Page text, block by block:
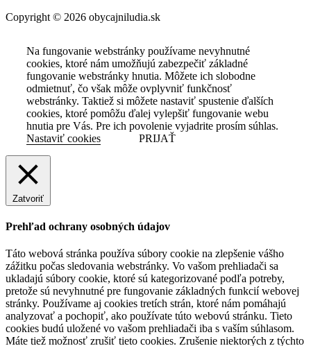
Copyright © 2026 obycajniludia.sk
Na fungovanie webstránky používame nevyhnutné
cookies, ktoré nám umožňujú zabezpečiť základné
fungovanie webstránky hnutia. Môžete ich slobodne
odmietnuť, čo však môže ovplyvniť funkčnosť
webstránky. Taktiež si môžete nastaviť spustenie ďalších
cookies, ktoré pomôžu ďalej vylepšiť fungovanie webu
hnutia pre Vás. Pre ich povolenie vyjadrite prosím súhlas.
Nastaviť cookies
PRIJAŤ
Zatvoriť
Prehľad ochrany osobných údajov
Táto webová stránka používa súbory cookie na zlepšenie vášho
zážitku počas sledovania webstránky. Vo vašom prehliadači sa
ukladajú súbory cookie, ktoré sú kategorizované podľa potreby,
pretože sú nevyhnutné pre fungovanie základných funkcií webovej
stránky. Používame aj cookies tretích strán, ktoré nám pomáhajú
analyzovať a pochopiť, ako používate túto webovú stránku. Tieto
cookies budú uložené vo vašom prehliadači iba s vaším súhlasom.
Máte tiež možnosť zrušiť tieto cookies. Zrušenie niektorých z týchto